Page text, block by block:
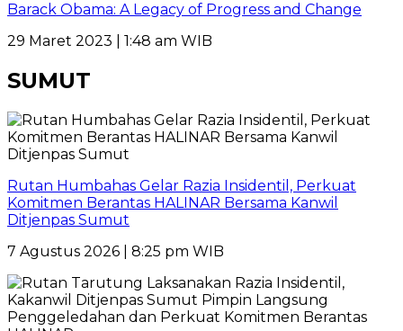
Barack Obama: A Legacy of Progress and Change
29 Maret 2023 | 1:48 am WIB
SUMUT
Rutan Humbahas Gelar Razia Insidentil, Perkuat
Komitmen Berantas HALINAR Bersama Kanwil
Ditjenpas Sumut
7 Agustus 2026 | 8:25 pm WIB